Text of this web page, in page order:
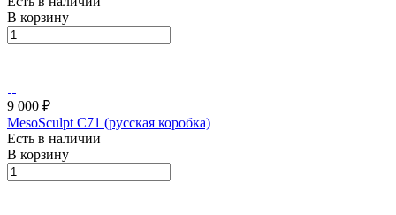
В корзину
9 000 ₽
MesoSculpt C71 (русская коробка)
Есть в наличии
В корзину